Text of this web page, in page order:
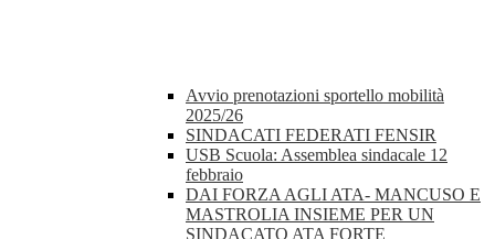
Avvio prenotazioni sportello mobilità
2025/26
SINDACATI FEDERATI FENSIR
USB Scuola: Assemblea sindacale 12
febbraio
DAI FORZA AGLI ATA- MANCUSO E
MASTROLIA INSIEME PER UN
SINDACATO ATA FORTE